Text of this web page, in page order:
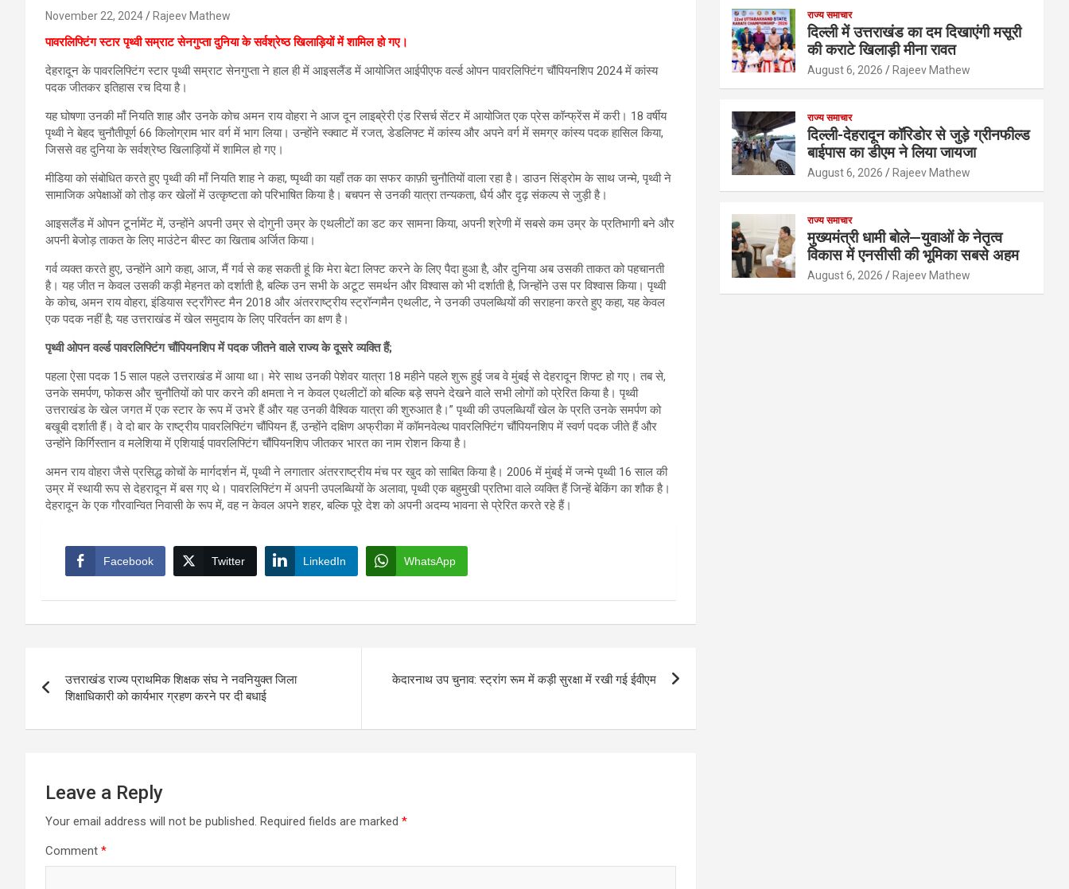
November 22, 2024 Rajeev Mathew
पावरलिफ्टिंग स्टार पृथ्वी सम्राट सेनगुप्ता दुनिया के सर्वश्रेष्ठ खिलाड़ियों में शामिल हो गए।
देहरादून के पावरलिफ्टिंग स्टार पृथ्वी सम्राट सेनगुप्ता ने हाल ही में आइसलैंड में आयोजित आईपीएफ वर्ल्ड ओपन पावरलिफ्टिंग चौंपियनशिप 2024 में कांस्य
पदक जीतकर इतिहास रच दिया है।
यह घोषणा उनकी माँ नियति शाह और उनके कोच अमन राय वोहरा ने आज दून लाइब्रेरी एंड रिसर्च सेंटर में आयोजित एक प्रेस कॉन्फ्रेंस में करी। 18 वर्षीय
पृथ्वी ने बेहद चुनौतीपूर्ण 66 किलोग्राम भार वर्ग में भाग लिया। उन्होंने स्क्वाट में रजत, डेडलिफ्ट में कांस्य और अपने वर्ग में समग्र कांस्य पदक हासिल किया,
जिससे वह दुनिया के सर्वश्रेष्ठ खिलाड़ियों में शामिल हो गए।
मीडिया को संबोधित करते हुए पृथ्वी की माँ नियति शाह ने कहा, ष्पृथ्वी का यहाँ तक का सफर काफ़ी चुनौतियों वाला रहा है। डाउन सिंड्रोम के साथ जन्मे, पृथ्वी ने
सामाजिक अपेक्षाओं को तोड़ कर खेलों में उत्कृष्टता को परिभाषित किया है। बचपन से उनकी यात्रा तन्यकता, धैर्य और दृढ़ संकल्प से जुड़ी है।
आइसलैंड में ओपन टूर्नामेंट में, उन्होंने अपनी उम्र से दोगुनी उम्र के एथलीटों का डट कर सामना किया, अपनी श्रेणी में सबसे कम उम्र के प्रतिभागी बने और
अपनी बेजोड़ ताकत के लिए माउंटेन बीस्ट का खिताब अर्जित किया।
गर्व व्यक्त करते हुए, उन्होंने आगे कहा, आज, मैं गर्व से कह सकती हूं कि मेरा बेटा लिफ्ट करने के लिए पैदा हुआ है, और दुनिया अब उसकी ताकत को पहचानती
है। यह जीत न केवल उसकी कड़ी मेहनत को दर्शाती है, बल्कि उन सभी के अटूट समर्थन और विश्वास को भी दर्शाती है, जिन्होंने उस पर विश्वास किया। पृथ्वी
के कोच, अमन राय वोहरा, इंडियास स्ट्रॉंगेस्ट मैन 2018 और अंतरराष्ट्रीय स्ट्रॉन्गमैन एथलीट, ने उनकी उपलब्धियों की सराहना करते हुए कहा, यह केवल
एक पदक नहीं है; यह उत्तराखंड में खेल समुदाय के लिए परिवर्तन का क्षण है।
पृथ्वी ओपन वर्ल्ड पावरलिफ्टिंग चौंपियनशिप में पदक जीतने वाले राज्य के दूसरे व्यक्ति हैं;
पहला ऐसा पदक 15 साल पहले उत्तराखंड में आया था। मेरे साथ उनकी पेशेवर यात्रा 18 महीने पहले शुरू हुई जब वे मुंबई से देहरादून शिफ्ट हो गए। तब से,
उनके समर्पण, फोकस और चुनौतियों को पार करने की क्षमता ने न केवल एथलीटों को बल्कि बड़े सपने देखने वाले सभी लोगों को प्रेरित किया है। पृथ्वी
उत्तराखंड के खेल जगत में एक स्टार के रूप में उभरे हैं और यह उनकी वैश्विक यात्रा की शुरुआत है।” पृथ्वी की उपलब्धियाँ खेल के प्रति उनके समर्पण को
बखूबी दर्शाती हैं। वे दो बार के राष्ट्रीय पावरलिफ्टिंग चौंपियन हैं, उन्होंने दक्षिण अफ्रीका में कॉमनवेल्थ पावरलिफ्टिंग चौंपियनशिप में स्वर्ण पदक जीते हैं और
उन्होंने किर्गिस्तान व मलेशिया में एशियाई पावरलिफ्टिंग चौंपियनशिप जीतकर भारत का नाम रोशन किया है।
अमन राय वोहरा जैसे प्रसिद्ध कोचों के मार्गदर्शन में, पृथ्वी ने लगातार अंतरराष्ट्रीय मंच पर खुद को साबित किया है। 2006 में मुंबई में जन्मे पृथ्वी 16 साल की
उम्र में स्थायी रूप से देहरादून में बस गए थे। पावरलिफ्टिंग में अपनी उपलब्धियों के अलावा, पृथ्वी एक बहुमुखी प्रतिभा वाले व्यक्ति हैं जिन्हें बेकिंग का शौक है।
देहरादून के एक गौरवान्वित निवासी के रूप में, वह न केवल अपने शहर, बल्कि पूरे देश को अपनी अदम्य भावना से प्रेरित करते रहे हैं।
Facebook Twitter LinkedIn WhatsApp
navigation
उत्तराखंड राज्य प्राथमिक शिक्षक संघ ने नवनियुक्त जिला
शिक्षाधिकारी को कार्यभार ग्रहण करने पर दी बधाई
केदारनाथ उप चुनाव: स्ट्रांग रूम में कड़ी सुरक्षा में रखी गई ईवीएम
Leave a Reply
Your email address will not be published. Required fields are marked *
Comment *
राज्य समाचार
दिल्ली में उत्तराखंड का दम दिखाएंगी मसूरी
की कराटे खिलाड़ी मीना रावत
August 6, 2026 Rajeev Mathew
राज्य समाचार
दिल्ली-देहरादून कॉरिडोर से जुड़े ग्रीनफील्ड
बाईपास का डीएम ने लिया जायजा
August 6, 2026 Rajeev Mathew
राज्य समाचार
मुख्यमंत्री धामी बोले—युवाओं के नेतृत्व
विकास में एनसीसी की भूमिका सबसे अहम
August 6, 2026 Rajeev Mathew